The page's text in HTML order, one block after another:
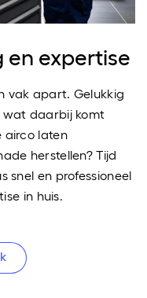
en expertise
vak apart. Gelukkig
wat daarbij komt
airco laten
herstellen? Tijd
snel en professioneel
in huis.